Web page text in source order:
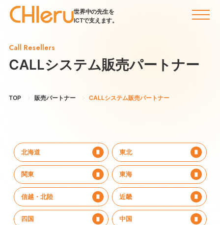
世界中の先生を
ICTで支えます。
Call Resellers
CALLシステム販売パートナー
TOP 販売パートナー CALLシステム販売パートナー
北海道 東北
関東 東海
信越・北陸 近畿
四国 中国